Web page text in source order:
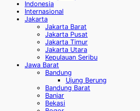
Indonesia
Internasional
Jakarta
Jakarta Barat
Jakarta Pusat
Jakarta Timur
Jakarta Utara
Kepulauan Seribu
Jawa Barat
Bandung
Ujung Berung
Bandung Barat
Banjar
Bekasi